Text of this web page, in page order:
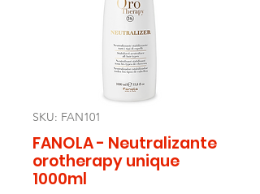
SKU: FAN101
FANOLA - Neutralizante
orotherapy unique
1000ml